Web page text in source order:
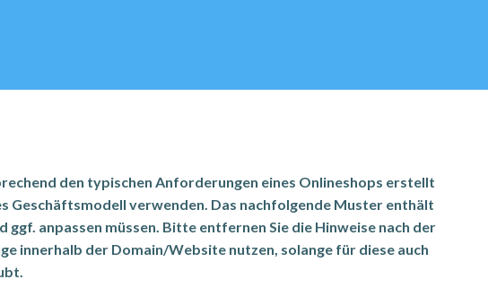
den typischen Anforderungen eines Onlineshops erstellt
Geschäftsmodell verwenden. Das nachfolgende Muster enthält
anpassen müssen. Bitte entfernen Sie die Hinweise nach der
innerhalb der Domain/Website nutzen, solange für diese auch